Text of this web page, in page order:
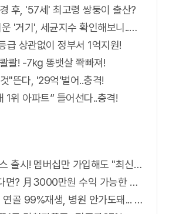
후, '57세' 최고령 쌍둥이 출산?
男性 발보다 더러운 '거기', 세균지수 확인해보니..충격!
급 상관없이 정부서 1억지원!
콸! -7kg 똥뱃살 쫙빠져!
"뜬다, '29억'벌어..충격!
1위 아파트” 들어선다..충격!
新 "적금형" 서비스 출시! 멤버십만 가입해도 "최신가전" 선착순 100% 무료 경품지원!!
일자리가 급급하다면? 月3000만원 수익 가능한 이 "자격증" 주목받고 있어..
"관절, 연골" 통증 연골 99%재생, 병원 안가도돼... "충격"